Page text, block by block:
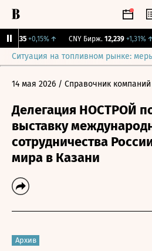
115,35 +0,15%↑ CNY Бирж. 12,239 +1,31% ↑
Ситуация на топливном рынке:
14 мая 2026 / Справочник компаний
Делегация НОСТРОЙ
выставку
сотрудничества
мира в Казани
Архив